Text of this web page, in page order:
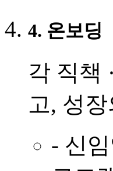
4. 온보딩
각 직책
고, 성
- 신